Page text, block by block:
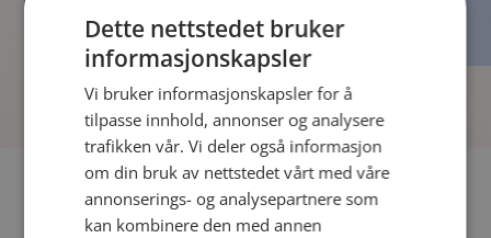
Fler single
Dette nettstedet bruker
informasjonskapsler
Vi bruker informasjonskapsler for å
tilpasse innhold, annonser og analysere
trafikken vår. Vi deler også informasjon
om din bruk av nettstedet vårt med våre
annonserings- og analysepartnere som
kan kombinere den med annen